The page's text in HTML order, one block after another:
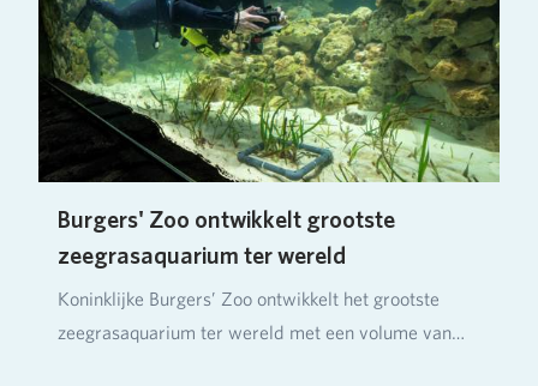
Burgers' Zoo ontwikkelt grootste
zeegrasaquarium ter wereld
Koninklijke Burgers’ Zoo ontwikkelt het grootste
zeegrasaquarium ter wereld met een volume van